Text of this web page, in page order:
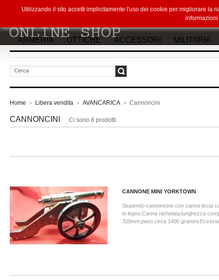
ARMERIA OTTICHE ACCESSORI MILITARIA
Home > Libera vendita > AVANCARICA > Cannoncini
CANNONCINI Ci sono 8 prodotti.
CANNONE MINI YORKTOWN
Stupendo cannoncino con canna liscia
in legno.Canna nichelata;lunghezza
320mm;peso circa 1400
Utilizzando il sito accetti implicitamente l'uso dei cookie per migliorare la
informazioni